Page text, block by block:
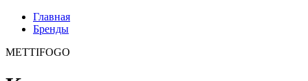
Главная
Бренды
METTIFOGO